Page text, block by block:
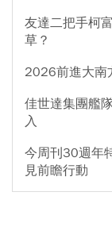
友達二把手柯
草？
2026前進大南
佳世達集團艦
入
今周刊30週年
見前瞻行動